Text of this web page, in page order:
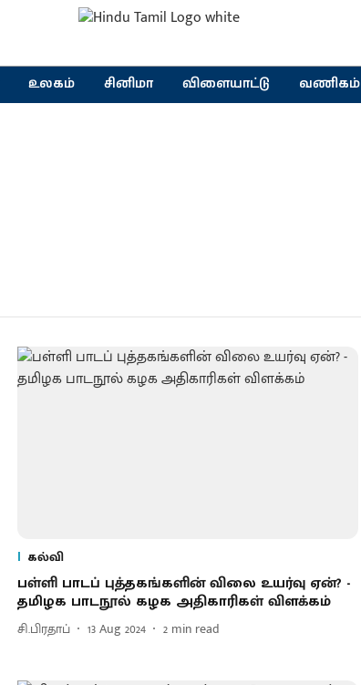
உலகம் சினிமா விளையாட்டு வணிகம்
கல்வி
பள்ளி பாடப் புத்தகங்களின் விலை உயர்வு ஏன்? -
தமிழக பாடநூல் கழக அதிகாரிகள் விளக்கம்
சி.பிரதாப் 13 Aug 2024 2 min read